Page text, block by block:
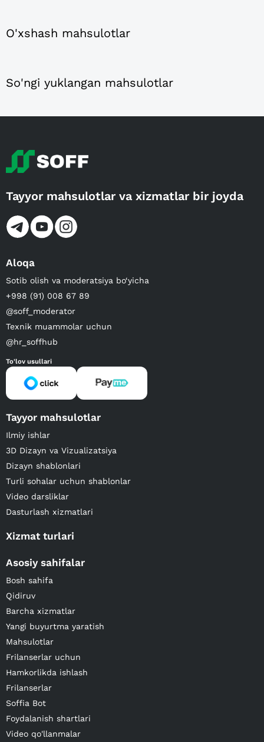
O'xshash mahsulotlar
So'ngi yuklangan mahsulotlar
Tayyor mahsulotlar va xizmatlar bir joyda
Aloqa
Sotib olish va moderatsiya bo‘yicha
+998 (91) 008 67 89
@soff_moderator
Texnik muammolar uchun
@hr_soffhub
To'lov usullari
Tayyor mahsulotlar
Ilmiy ishlar
3D Dizayn va Vizualizatsiya
Dizayn shablonlari
Turli sohalar uchun shablonlar
Video darsliklar
Dasturlash xizmatlari
Xizmat turlari
Asosiy sahifalar
Bosh sahifa
Qidiruv
Barcha xizmatlar
Yangi buyurtma yaratish
Mahsulotlar
Frilanserlar uchun
Hamkorlikda ishlash
Frilanserlar
Soffia Bot
Foydalanish shartlari
Video qo'llanmalar